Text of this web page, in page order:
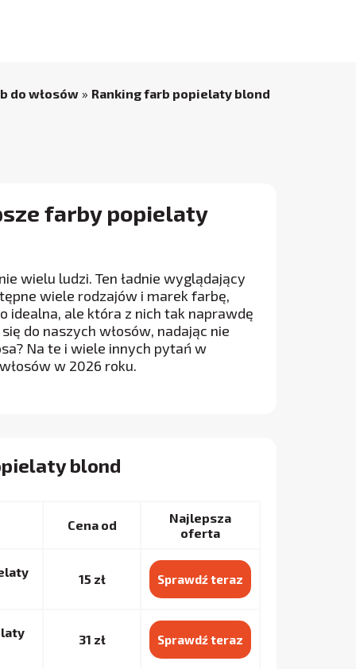
do włosów » Ranking farb popielaty blond
farby popielaty
wielu ludzi. Ten ładnie wyglądający
wiele rodzajów i marek farbę,
idealna, ale która z nich tak naprawdę
do naszych włosów, nadając nie
Na te i wiele innych pytań w
w 2026 roku.
blond
Cena od
Najlepsza
oferta
15 zł Sprawdź teraz
31 zł Sprawdź teraz